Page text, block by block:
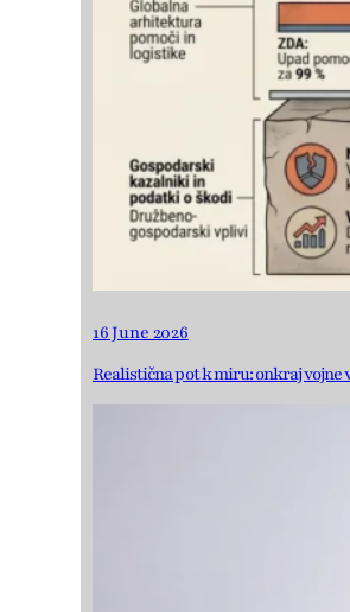
16 June 2026
Realistična pot k miru: onkraj vojne